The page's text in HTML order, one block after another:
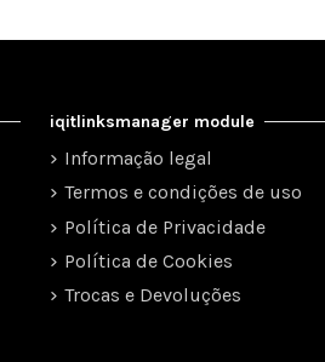
iqitlinksmanager module
Informação legal
Termos e condições de uso
Política de Privacidade
Política de Cookies
Trocas e Devoluções